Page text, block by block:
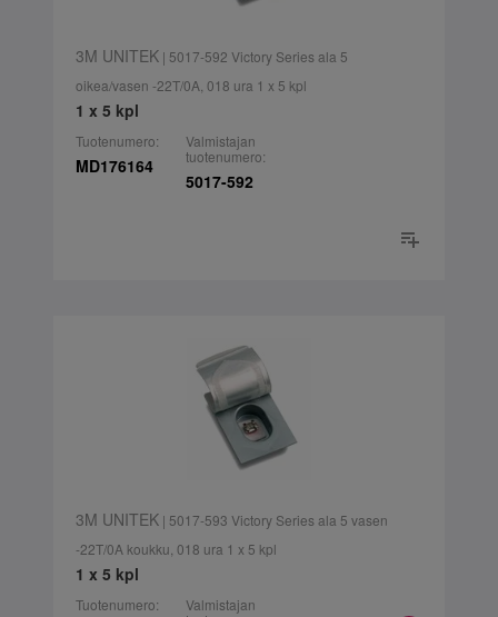
3M UNITEK| 5017-592 Victory Series ala 5
oikea/vasen -22T/0A, 018 ura 1 x 5 kpl
1 x 5 kpl
Tuotenumero:
MD176164
Valmistajan
tuotenumero:
5017-592
3M UNITEK| 5017-593 Victory Series ala 5 vasen
-22T/0A koukku, 018 ura 1 x 5 kpl
1 x 5 kpl
Tuotenumero:
Valmistajan